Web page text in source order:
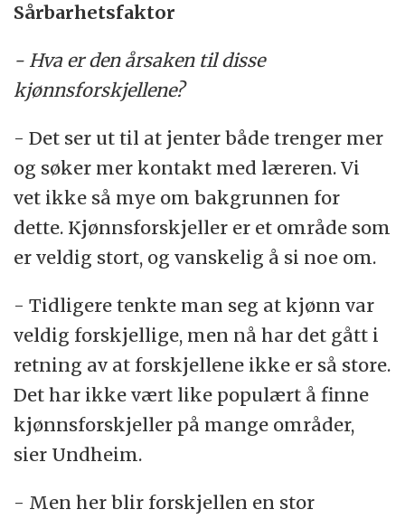
Sårbarhetsfaktor
- Hva er den årsaken til disse
kjønnsforskjellene?
- Det ser ut til at jenter både trenger mer
og søker mer kontakt med læreren. Vi
vet ikke så mye om bakgrunnen for
dette. Kjønnsforskjeller er et område som
er veldig stort, og vanskelig å si noe om.
- Tidligere tenkte man seg at kjønn var
veldig forskjellige, men nå har det gått i
retning av at forskjellene ikke er så store.
Det har ikke vært like populært å finne
kjønnsforskjeller på mange områder,
sier Undheim.
- Men her blir forskjellen en stor